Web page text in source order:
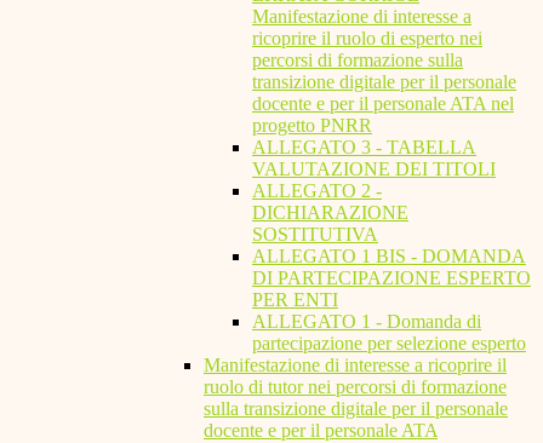
Manifestazione di interesse a
ricoprire il ruolo di esperto nei
percorsi di formazione sulla
transizione digitale per il personale
docente e per il personale ATA nel
progetto PNRR
ALLEGATO 3 - TABELLA
VALUTAZIONE DEI TITOLI
ALLEGATO 2 -
DICHIARAZIONE
SOSTITUTIVA
ALLEGATO 1 BIS - DOMANDA
DI PARTECIPAZIONE ESPERTO
PER ENTI
ALLEGATO 1 - Domanda di
partecipazione per selezione esperto
Manifestazione di interesse a ricoprire il
ruolo di tutor nei percorsi di formazione
sulla transizione digitale per il personale
docente e per il personale ATA